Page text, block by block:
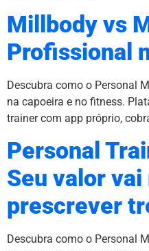
Millbody vs
Profissional
Descubra como o Personal
na capoeira e no fitness.
trainer com app próprio,
Personal
Seu valor
prescrever
Descubra como o Personal